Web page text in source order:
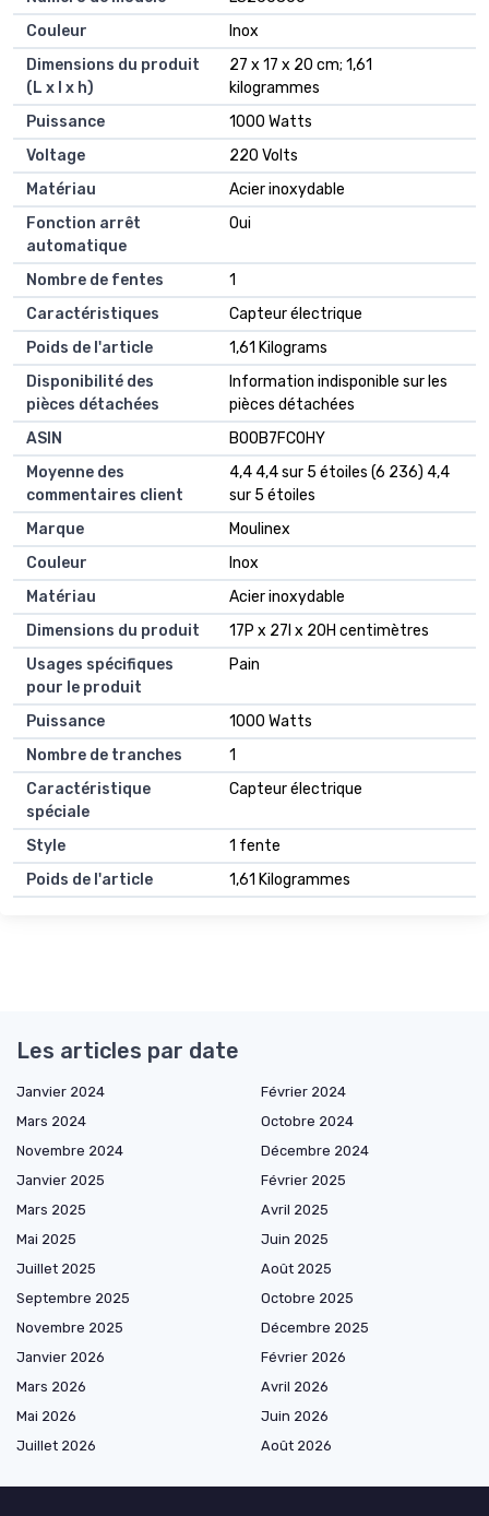
Couleur
‎Inox
Dimensions du produit
(L x l x h)
‎27 x 17 x 20 cm; 1,61
kilogrammes
Puissance
‎1000 Watts
Voltage
‎220 Volts
Matériau
‎Acier inoxydable
Fonction arrêt
automatique
‎Oui
Nombre de fentes
‎1
Caractéristiques
‎Capteur électrique
Poids de l'article
‎1,61 Kilograms
Disponibilité des
pièces détachées
‎Information indisponible sur les
pièces détachées
ASIN
B00B7FCOHY
Moyenne des
commentaires client
4,4 4,4 sur 5 étoiles (6 236) 4,4
sur 5 étoiles
Marque
Moulinex
Couleur
Inox
Matériau
Acier inoxydable
Dimensions du produit
17P x 27l x 20H centimètres
Usages spécifiques
pour le produit
Pain
Puissance
1000 Watts
Nombre de tranches
1
Caractéristique
spéciale
Capteur électrique
Style
1 fente
Poids de l'article
1,61 Kilogrammes
Les articles par date
Janvier 2024
Février 2024
Mars 2024
Octobre 2024
Novembre 2024
Décembre 2024
Janvier 2025
Février 2025
Mars 2025
Avril 2025
Mai 2025
Juin 2025
Juillet 2025
Août 2025
Septembre 2025
Octobre 2025
Novembre 2025
Décembre 2025
Janvier 2026
Février 2026
Mars 2026
Avril 2026
Mai 2026
Juin 2026
Juillet 2026
Août 2026